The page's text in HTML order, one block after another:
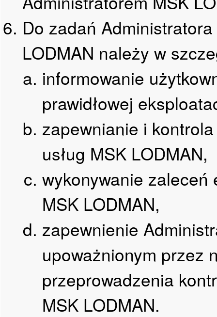
Do zadań
LODMAN należy w
informowanie
prawidłowej
zapewnianie i
usług MSK LODMAN,
wykonywanie
MSK LODMAN,
zapewnienie
upoważnionym przez
przeprowadzenia
MSK LODMAN.